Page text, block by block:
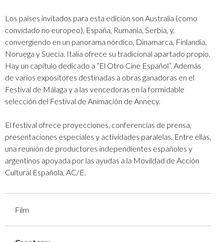
Los países invitados para esta edición son Australia (como
convidado no europeo), España, Rumania, Serbia, y,
convergiendo en un panorama nórdico, Dinamarca, Finlandia,
Noruega y Suecia. Italia ofrece su tradicional apartado propio.
Hay un capítulo dedicado a “El Otro Cine Español”. Además
de varios expositores destinadas a obras ganadoras en el
Festival de Málaga y a las vencedoras en la formidable
selección del Festival de Animación de Annecy.
El festival ofrece proyecciones, conferencias de prensa,
presentaciones especiales y actividades paralelas. Entre ellas,
una reunión de productores independientes españoles y
argentinos apoyada por las ayudas a la Movildad de Acción
Cultural Española, AC/E.
Film